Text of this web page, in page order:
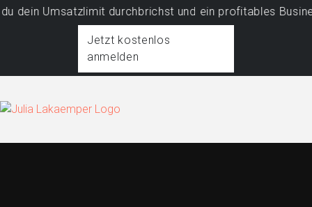
durchbrichst und ein profitables Business
Jetzt kostenlos
anmelden